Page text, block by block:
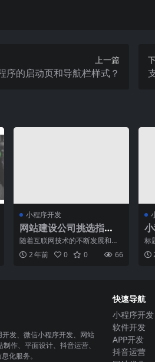
上一篇
序的启动页和导航栏样式？
小程序开发
网站建设公司挑选指
南：了解这些关键点
随着互联网技术的不断发展和普
及，越来越多的企业开始重视网
络营销，纷纷寻求专业的网
2 年前 0 0 66
标
探
联
发、微信小程序开发、网站
作、平面设计、抖音运营、
化服务。
快速导航
小程序开发
软件开发
APP开发
抖音运营